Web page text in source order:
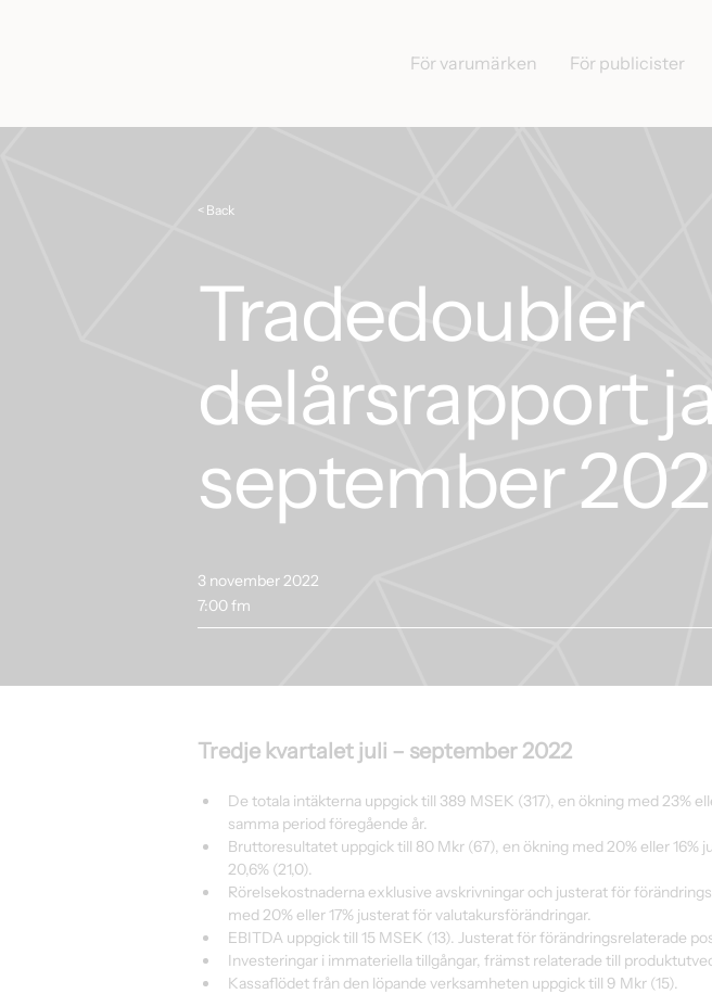
För varumärken För publicister
< Back
Tradedoubler
delårsrapport
september
3 november 2022
7:00 fm
Tredje kvartalet juli – september 2022
De totala intäkterna uppgick till 389 MSEK (317), en ökning med 23%
samma period föregående år.
Bruttoresultatet uppgick till 80 Mkr (67), en ökning med 20% eller
20,6% (21,0).
Rörelsekostnaderna exklusive avskrivningar och justerat för
med 20% eller 17% justerat för valutakursförändringar.
EBITDA uppgick till 15 MSEK (13). Justerat för förändringsrelaterade
Investeringar i immateriella tillgångar, främst relaterade till
Kassaflödet från den löpande verksamheten uppgick till 9 Mkr (15).